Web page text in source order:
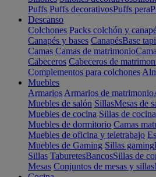
Puffs Puffs decorativosPuffs pera
Descanso
Colchones Packs colchón y
Canapés y bases CanapésBase
Camas Camas de matrimonio
Cabeceros Cabeceros de
Complementos para colchones
Muebles
Armarios Armarios de matrimonio
Muebles de salón SillasMesas de
Muebles de cocina Sillas de
Muebles de dormitorio Camas
Muebles de oficina y teletrabajo
Muebles de Gaming Sillas gaming
Sillas TaburetesBancosSillas de
Mesas Conjuntos de mesas y sillas